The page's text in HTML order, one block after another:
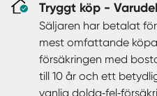
Kontakta oss för att boka en
Tryggt köp -
Säljaren har betalat
mest omfattande
försäkringen med
till 10 år och ett
vanlig